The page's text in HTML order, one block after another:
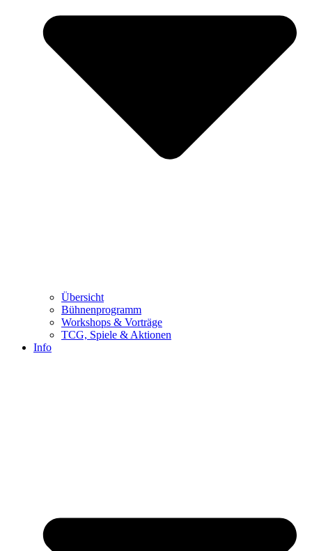
Übersicht
Bühnenprogramm
Workshops & Vorträge
TCG, Spiele & Aktionen
Info